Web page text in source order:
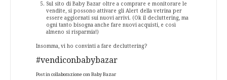
Sul sito di Baby Bazar oltre a comprare e monitorare le
vendite, si possono attivare gli Alert della vetrina per
essere aggiornati sui nuovi arrivi. (Ok il decluttering, ma
ogni tanto bisogna anche fare nuovi acquisti, e così
almeno si risparmia!)
Insomma, vi ho convinti a fare decluttering?
#vendiconbabybazar
Post in collaborazione con Baby Bazar